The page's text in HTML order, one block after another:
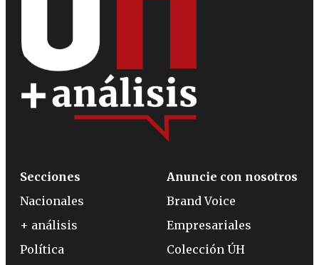
Secciones
Nacionales
+ análisis
Política
Anuncie con nosotros
Brand Voice
Empresariales
Colección ÚH